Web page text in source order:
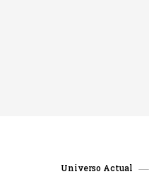
Universo Actual